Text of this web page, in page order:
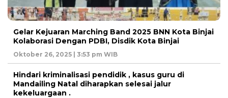
Gelar Kejuaran Marching Band 2025 BNN Kota Binjai
Kolaborasi Dengan PDBI, Disdik Kota Binjai
Oktober 26, 2025 | 3:53 pm WIB
Hindari kriminalisasi pendidik , kasus guru di
Mandailing Natal diharapkan selesai jalur
kekeluargaan .